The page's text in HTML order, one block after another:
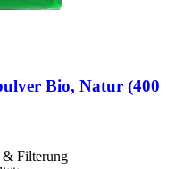
Bio, Natur (400
& Filterung